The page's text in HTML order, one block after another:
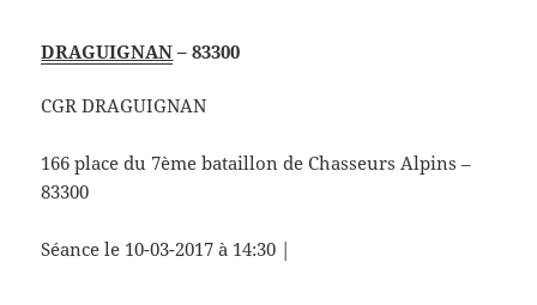
DRAGUIGNAN – 83300
CGR DRAGUIGNAN
166 place du 7ème bataillon de Chasseurs Alpins –
83300
Séance le 10-03-2017 à 14:30 |